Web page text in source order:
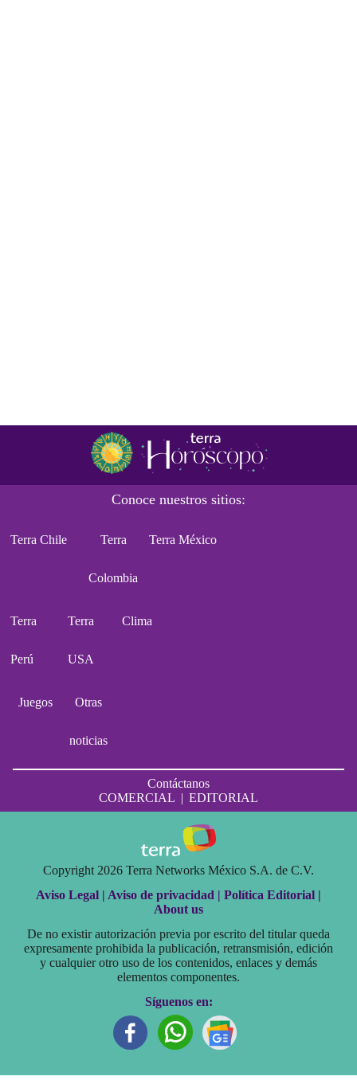
Conoce nuestros sitios:
Terra Chile Terra
Colombia
Terra México
Terra
Perú
Terra
USA
Clima
Juegos Otras
noticias
Contáctanos
COMERCIAL | EDITORIAL
Copyright 2026 Terra Networks México S.A. de C.V.
Aviso Legal | Aviso de privacidad | Política Editorial |
About us
De no existir autorización previa por escrito del titular queda
expresamente prohibida la publicación, retransmisión, edición
y cualquier otro uso de los contenidos, enlaces y demás
elementos componentes.
Síguenos en: